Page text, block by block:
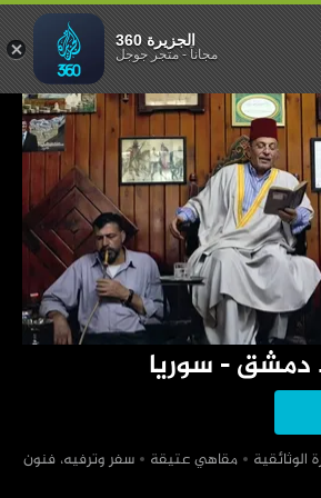
دمشق - سوريا
الوثائقية ‏مقاهي عتيقة
‏سفر وترفيه، فنون
- سوريا
الجزيرة 360
مجاناً-متجر جوجل